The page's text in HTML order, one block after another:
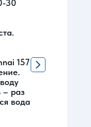
30
157
– раз
вода